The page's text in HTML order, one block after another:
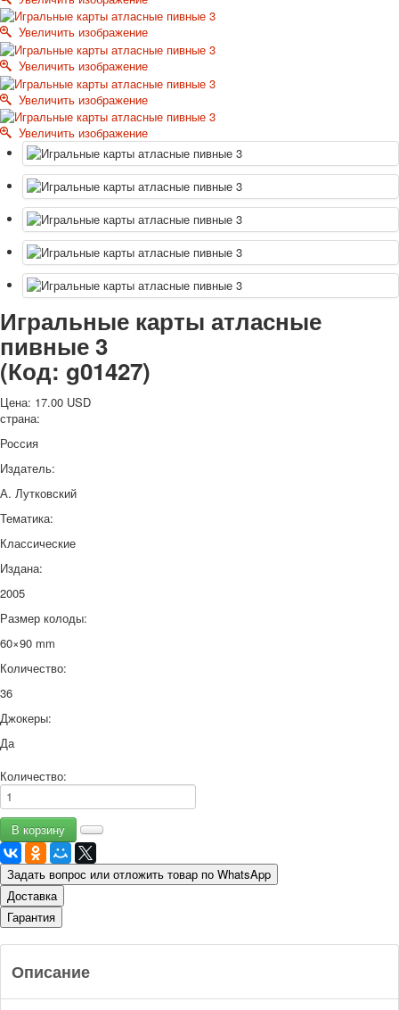
Октябрьская революция
С рождеством
Пасха
9 мая - день победы
Разные пожелания
1 сентября школа
Приглашение
Новости
Новости карточных колод
Новости открыток
О сайте
Ссылки
Наше видео
доставка
Избранное
Увеличить изображение
Увеличить изображение
Увеличить изображение
Увеличить изображение
Игральные карты атласные
пивные 3
(Код: g01427)
Цена: 17.00 USD
страна:
Россия
Издатель:
А. Лутковский
Тематика:
Классические
Издана:
2005
Размер колоды:
60×90 mm
Количество:
36
Джокеры:
Да
Количество:
Задать вопрос или отложить товар по WhatsApp
Доставка
Гарантия
Описание